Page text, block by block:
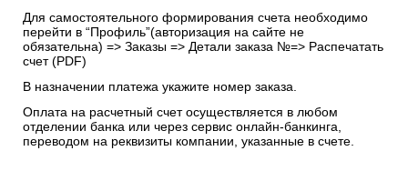
Для самостоятельного формирования счета необходимо
перейти в “Профиль”(авторизация на сайте не
обязательна) => Заказы => Детали заказа №=> Распечатать
счет (PDF)
В назначении платежа укажите номер заказа.
Оплата на расчетный счет осуществляется в любом
отделении банка или через сервис онлайн-банкинга,
переводом на реквизиты компании, указанные в счете.